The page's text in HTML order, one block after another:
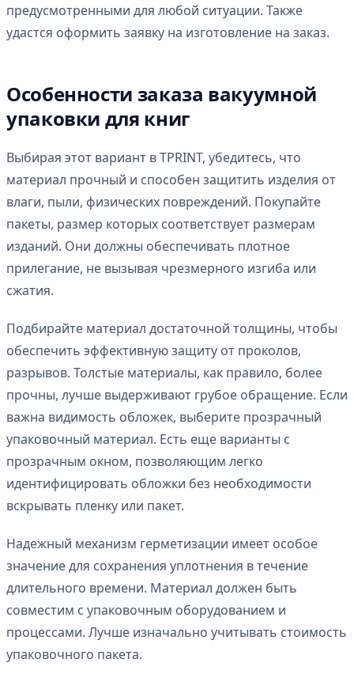
предусмотренными для любой ситуации. Также
удастся оформить заявку на изготовление на заказ.
Особенности заказа вакуумной
упаковки для книг
Выбирая этот вариант в TPRINT, убедитесь, что
материал прочный и способен защитить изделия от
влаги, пыли, физических повреждений. Покупайте
пакеты, размер которых соответствует размерам
изданий. Они должны обеспечивать плотное
прилегание, не вызывая чрезмерного изгиба или
сжатия.
Подбирайте материал достаточной толщины, чтобы
обеспечить эффективную защиту от проколов,
разрывов. Толстые материалы, как правило, более
прочны, лучше выдерживают грубое обращение. Если
важна видимость обложек, выберите прозрачный
упаковочный материал. Есть еще варианты с
прозрачным окном, позволяющим легко
идентифицировать обложки без необходимости
вскрывать пленку или пакет.
Надежный механизм герметизации имеет особое
значение для сохранения уплотнения в течение
длительного времени. Материал должен быть
совместим с упаковочным оборудованием и
процессами. Лучше изначально учитывать стоимость
упаковочного пакета.